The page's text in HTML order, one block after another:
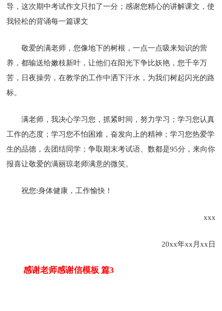
导，这次期中考试作文只扣了一分；感谢您精心的讲解课文，使
我轻松的背诵每一篇课文
敬爱的满老师，您像地下的树根，一点一点吸来知识的营
养，都输送给嫩枝新叶，让他们在阳光下争比妖艳，您千辛万
苦，日夜操劳，在教学的工作中洒下汗水，为我们树起闪光的路
标。
满老师，我决心学习您，抓紧时间，努力学习；学习您认真
工作的态度；学习您不怕困难，奋发向上的精神；学习您热爱学
生的品德，去团结同学；争取期末考试语、数都是95分，来向你
报喜让敬爱的满丽琼老师满意的微笑。
祝您:身体健康，工作愉快！
xxx
20xx年xx月xx日
感谢老师感谢信模板 篇3